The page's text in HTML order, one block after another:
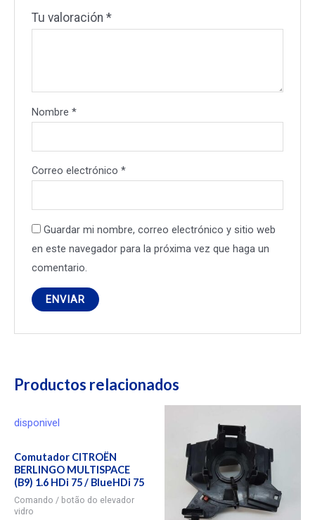
Tu valoración*
Nombre*
Correo electrónico*
Guardar mi nombre, correo electrónico y sitio web
en este navegador para la próxima vez que haga un
comentario.
Productos relacionados
disponivel
Comutador CITROËN
BERLINGO MULTISPACE
(B9) 1.6 HDi 75 / BlueHDi 75
Comando / botão do elevador
vidro